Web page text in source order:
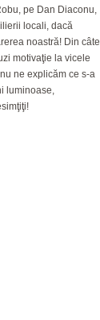
pe Dan Diaconu,
locali, dacă
noastră! Din câte
motivaţie la vicele
ne explicăm ce s-a
luminoase,